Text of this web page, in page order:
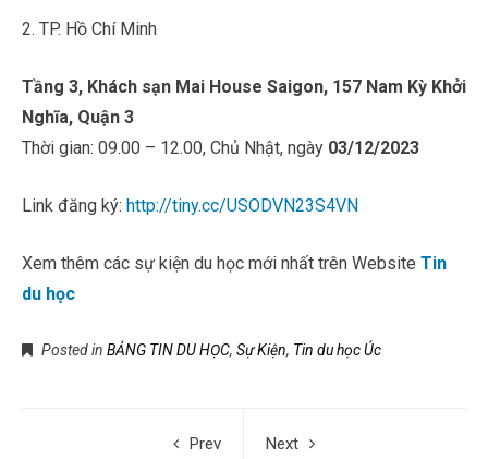
2. TP. Hồ Chí Minh
Tầng 3, Khách sạn Mai House Saigon, 157 Nam Kỳ Khởi
Nghĩa, Quận 3
Thời gian: 09.00 – 12.00, Chủ Nhật, ngày 03/12/2023
Link đăng ký: http://tiny.cc/USODVN23S4VN
Xem thêm các sự kiện du học mới nhất trên Website Tin
du học
Posted in BẢNG TIN DU HỌC, Sự Kiện, Tin du học Úc
Prev
Next